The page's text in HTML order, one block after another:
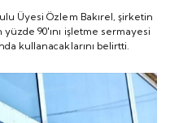
sermayesi ile ham
kullanacaklarını
Üyesi Özlem Bakırel, şirketin
90'ını işletme sermayesi
kullanacaklarını belirtti.